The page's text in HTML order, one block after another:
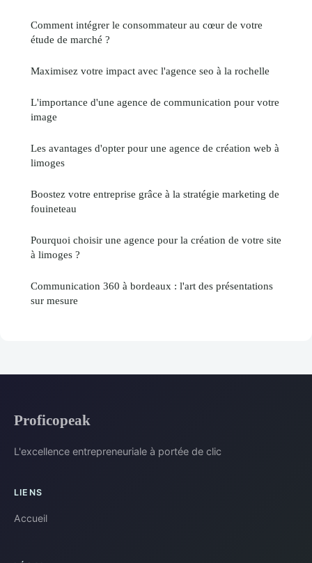
Comment intégrer le consommateur au cœur de votre
étude de marché ?
Maximisez votre impact avec l'agence seo à la rochelle
L'importance d'une agence de communication pour votre
image
Les avantages d'opter pour une agence de création web à
limoges
Boostez votre entreprise grâce à la stratégie marketing de
fouineteau
Pourquoi choisir une agence pour la création de votre site
à limoges ?
Communication 360 à bordeaux : l'art des présentations
sur mesure
Proficopeak
L'excellence entrepreneuriale à portée de clic
LIENS
Accueil